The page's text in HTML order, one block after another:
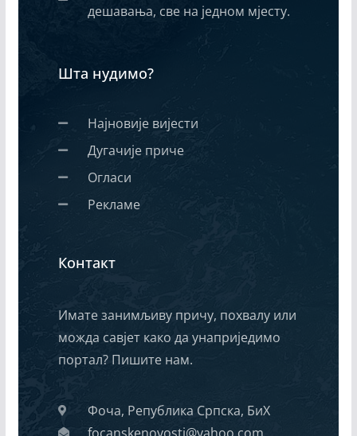
дешавања, све на једном мјесту.
Шта нудимо?
Најновије вијести
Дугачије приче
Огласи
Рекламе
Контакт
Имате занимљиву причу, похвалу или
можда савјет како да унаприједимо
портал? Пишите нам.
Фоча, Република Српска, БиХ